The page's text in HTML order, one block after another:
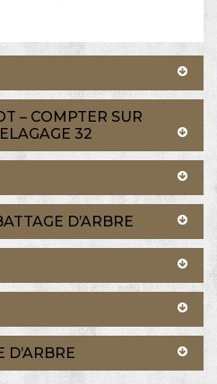
– COMPTER SUR
32
D’ARBRE
D’ARBRE